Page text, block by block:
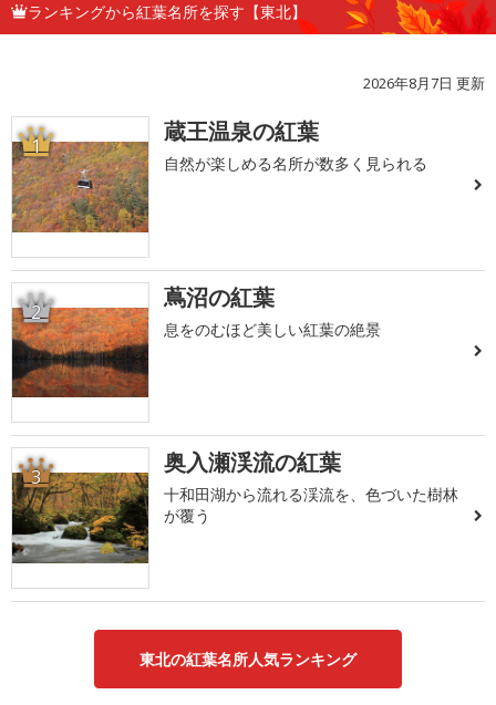
ランキングから紅葉名所を探す【東北】
2026年8月7日 更新
1 蔵王温泉の紅葉
自然が楽しめる名所が数多く見られる
2 蔦沼の紅葉
息をのむほど美しい紅葉の絶景
3 奥入瀬渓流の紅葉
十和田湖から流れる渓流を、色づいた樹林
が覆う
東北の紅葉名所人気ランキング